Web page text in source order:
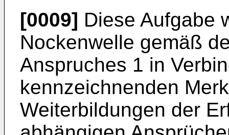
[0009] Diese Aufgabe
Nockenwelle gemäß
Anspruches 1 in
kennzeichnenden
Weiterbildungen der